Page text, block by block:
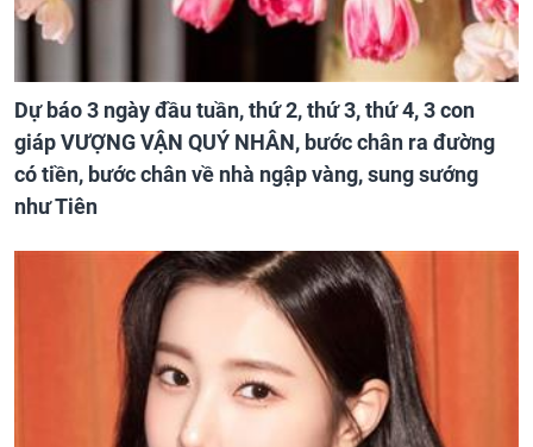
Dự báo 3 ngày đầu tuần, thứ 2, thứ 3, thứ 4, 3 con
giáp VƯỢNG VẬN QUÝ NHÂN, bước chân ra đường
có tiền, bước chân về nhà ngập vàng, sung sướng
như Tiên